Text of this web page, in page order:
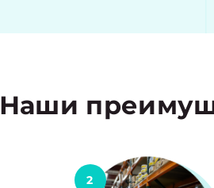
Наши
2